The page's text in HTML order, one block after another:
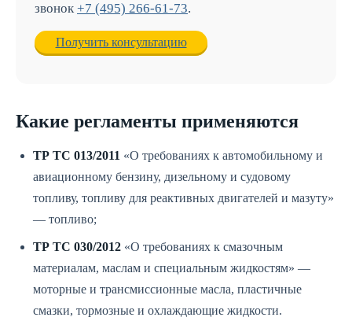
звонок+7 (495) 266-61-73.
Получить консультацию
Какие регламенты применяются
ТР ТС 013/2011 «О требованиях к автомобильному и
авиационному бензину, дизельному и судовому
топливу, топливу для реактивных двигателей и мазуту»
— топливо;
ТР ТС 030/2012 «О требованиях к смазочным
материалам, маслам и специальным жидкостям» —
моторные и трансмиссионные масла, пластичные
смазки, тормозные и охлаждающие жидкости.